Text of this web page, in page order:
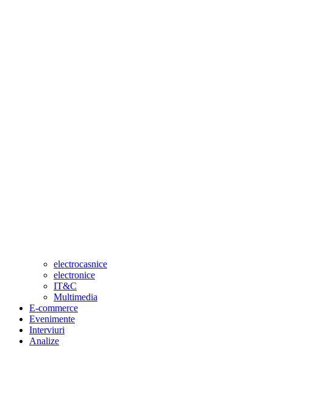
electrocasnice
electronice
IT&C
Multimedia
E-commerce
Evenimente
Interviuri
Analize